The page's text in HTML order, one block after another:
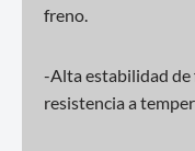
freno.
-Alta estabilidad de
resistencia a